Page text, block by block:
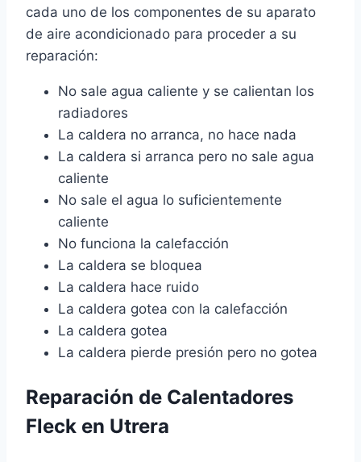
cada uno de los componentes de su aparato
de aire acondicionado para proceder a su
reparación:
No sale agua caliente y se calientan los
radiadores
La caldera no arranca, no hace nada
La caldera si arranca pero no sale agua
caliente
No sale el agua lo suficientemente
caliente
No funciona la calefacción
La caldera se bloquea
La caldera hace ruido
La caldera gotea con la calefacción
La caldera gotea
La caldera pierde presión pero no gotea
Reparación de Calentadores
Fleck en Utrera